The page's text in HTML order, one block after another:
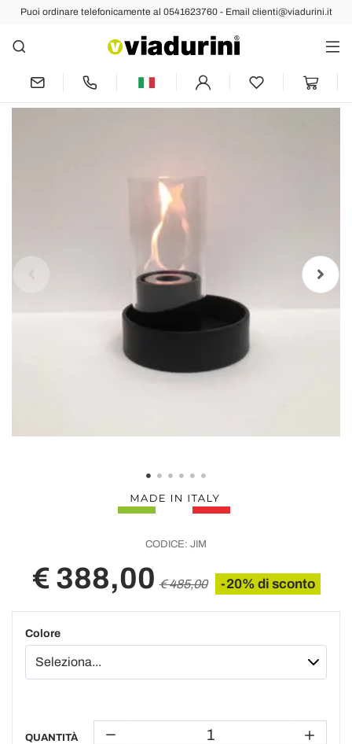
Puoi ordinare telefonicamente al 0541623760 - Email clienti@viadurini.it
Indietro Prec
Caminetto a bioetanolo da tavolo in
ceramica e vetro Jim, made in Italy
CODICE: JIM
€ 388,00 € 485,00 -20% di sconto
Colore
QUANTITÀ